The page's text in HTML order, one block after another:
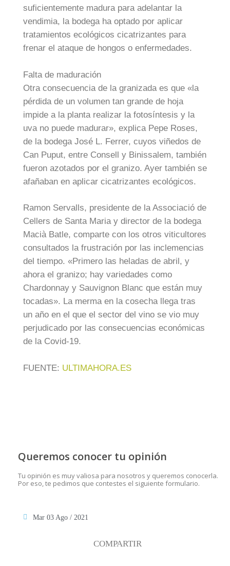
suficientemente madura para adelantar la
vendimia, la bodega ha optado por aplicar
tratamientos ecológicos cicatrizantes para
frenar el ataque de hongos o enfermedades.
Falta de maduración
Otra consecuencia de la granizada es que «la
pérdida de un volumen tan grande de hoja
impide a la planta realizar la fotosíntesis y la
uva no puede madurar», explica Pepe Roses,
de la bodega José L. Ferrer, cuyos viñedos de
Can Puput, entre Consell y Binissalem, también
fueron azotados por el granizo. Ayer también se
afañaban en aplicar cicatrizantes ecológicos.
Ramon Servalls, presidente de la Associació de
Cellers de Santa Maria y director de la bodega
Macià Batle, comparte con los otros viticultores
consultados la frustración por las inclemencias
del tiempo. «Primero las heladas de abril, y
ahora el granizo; hay variedades como
Chardonnay y Sauvignon Blanc que están muy
tocadas». La merma en la cosecha llega tras
un año en el que el sector del vino se vio muy
perjudicado por las consecuencias económicas
de la Covid-19.
FUENTE: ULTIMAHORA.ES
Queremos conocer tu opinión
Tu opinión es muy valiosa para nosotros y queremos conocerla.
Por eso, te pedimos que contestes el siguiente formulario.
Mar 03 Ago / 2021
COMPARTIR